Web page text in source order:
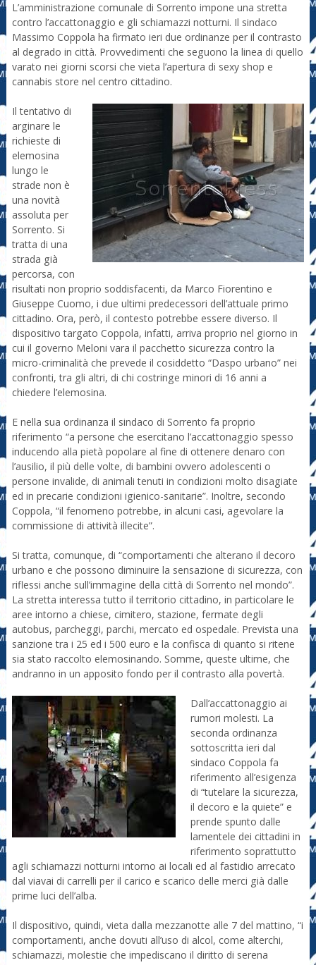
L’amministrazione comunale di Sorrento impone una stretta
contro l’accattonaggio e gli schiamazzi notturni. Il sindaco
Massimo Coppola ha firmato ieri due ordinanze per il contrasto
al degrado in città. Provvedimenti che seguono la linea di quello
varato nei giorni scorsi che vieta l’apertura di sexy shop e
cannabis store nel centro cittadino.
Il tentativo di
arginare le
richieste di
elemosina
lungo le
strade non è
una novità
assoluta per
Sorrento. Si
tratta di una
strada già
percorsa, con
risultati non proprio soddisfacenti, da Marco Fiorentino e
Giuseppe Cuomo, i due ultimi predecessori dell’attuale primo
cittadino. Ora, però, il contesto potrebbe essere diverso. Il
dispositivo targato Coppola, infatti, arriva proprio nel giorno in
cui il governo Meloni vara il pacchetto sicurezza contro la
micro-criminalità che prevede il cosiddetto “Daspo urbano” nei
confronti, tra gli altri, di chi costringe minori di 16 anni a
chiedere l’elemosina.
E nella sua ordinanza il sindaco di Sorrento fa proprio
riferimento “a persone che esercitano l’accattonaggio spesso
inducendo alla pietà popolare al fine di ottenere denaro con
l’ausilio, il più delle volte, di bambini ovvero adolescenti o
persone invalide, di animali tenuti in condizioni molto disagiate
ed in precarie condizioni igienico-sanitarie”. Inoltre, secondo
Coppola, “il fenomeno potrebbe, in alcuni casi, agevolare la
commissione di attività illecite”.
Si tratta, comunque, di “comportamenti che alterano il decoro
urbano e che possono diminuire la sensazione di sicurezza, con
riflessi anche sull’immagine della città di Sorrento nel mondo”.
La stretta interessa tutto il territorio cittadino, in particolare le
aree intorno a chiese, cimitero, stazione, fermate degli
autobus, parcheggi, parchi, mercato ed ospedale. Prevista una
sanzione tra i 25 ed i 500 euro e la confisca di quanto si ritene
sia stato raccolto elemosinando. Somme, queste ultime, che
andranno in un apposito fondo per il contrasto alla povertà.
Dall’accattonaggio ai
rumori molesti. La
seconda ordinanza
sottoscritta ieri dal
sindaco Coppola fa
riferimento all’esigenza
di “tutelare la sicurezza,
il decoro e la quiete” e
prende spunto dalle
lamentele dei cittadini in
riferimento soprattutto
agli schiamazzi notturni intorno ai locali ed al fastidio arrecato
dal viavai di carrelli per il carico e scarico delle merci già dalle
prime luci dell’alba.
Il dispositivo, quindi, vieta dalla mezzanotte alle 7 del mattino, “i
comportamenti, anche dovuti all’uso di alcol, come alterchi,
schiamazzi, molestie che impediscano il diritto di serena